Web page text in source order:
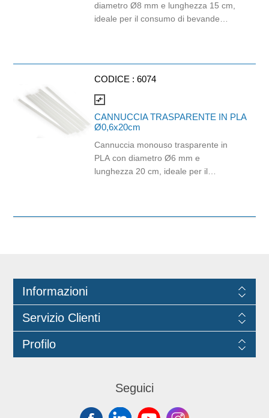
diametro Ø8 mm e lunghezza 15 cm,
ideale per il consumo di bevande
rappresenta una soluzione pratica per
bar, ristoranti, hotel, catering, eventi e
attività di somministrazione. Il colore
nero e il design lineare la rendono
servizi beverage di qualità. Idonea al
contatto con gli alimenti fino a 40°C.
Lunghezza 15cm, diametro Ø8 mm.
CODICE : 6074
compare_arrows
CANNUCCIA TRASPARENTE IN PLA
Ø0,6x20cm
Cannuccia monouso trasparente in
PLA con diametro Ø6 mm e
lunghezza 20 cm, ideale per il
hotel, catering, eventi e attività di
con gli alimenti fino a 40°C.
Lunghezza 20 cm, diametro Ø6 mm.
Marchio Think Bio.
Informazioni
Servizio Clienti
Profilo
Seguici